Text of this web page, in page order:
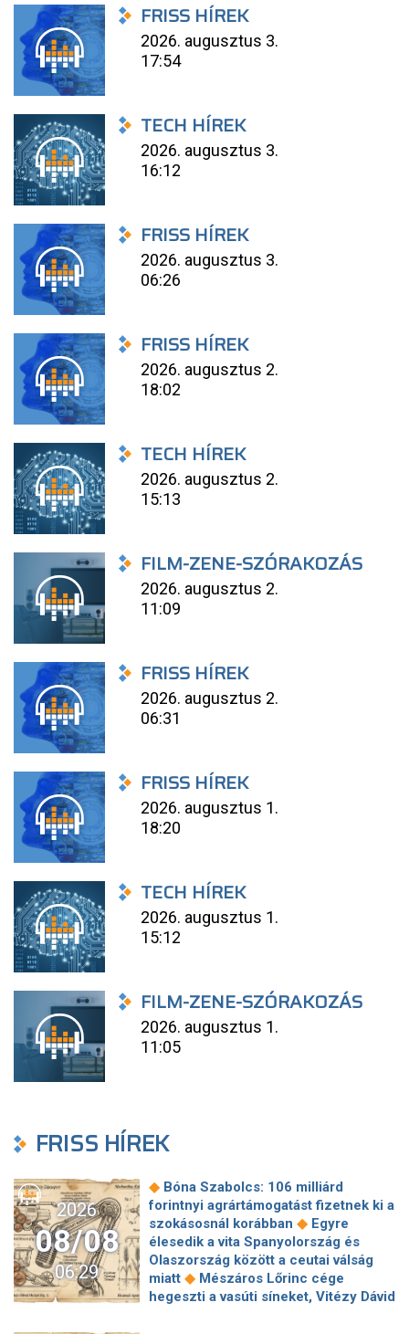
FRISS HÍREK
2026. augusztus 3.
17:54
TECH HÍREK
2026. augusztus 3.
16:12
FRISS HÍREK
2026. augusztus 3.
06:26
FRISS HÍREK
2026. augusztus 2.
18:02
TECH HÍREK
2026. augusztus 2.
15:13
FILM-ZENE-SZÓRAKOZÁS
2026. augusztus 2.
11:09
FRISS HÍREK
2026. augusztus 2.
06:31
FRISS HÍREK
2026. augusztus 1.
18:20
TECH HÍREK
2026. augusztus 1.
15:12
FILM-ZENE-SZÓRAKOZÁS
2026. augusztus 1.
11:05
FRISS HÍREK
2026
08/08
06:29
◆ Bóna Szabolcs: 106 milliárd
forintnyi agrártámogatást fizetnek ki a
szokásosnál korábban ◆ Egyre
élesedik a vita Spanyolország és
Olaszország között a ceutai válság
miatt ◆ Mészáros Lőrinc cége
hegeszti a vasúti síneket, Vitézy Dávid